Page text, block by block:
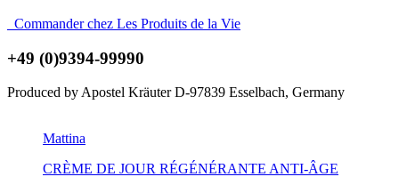
Commander chez Les Produits de la Vie
+49 (0)9394-99990
Produced by Apostel Kräuter D-97839 Esselbach, Germany
Mattina
CRÈME DE JOUR RÉGÉNÉRANTE ANTI-ÂGE